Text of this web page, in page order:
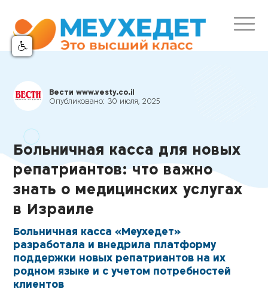
Вести www.vesty.co.il
Опубликовано: 30 июля, 2025
Больничная касса для новых
репатриантов: что важно
знать о медицинских услугах
в Израиле
Больничная касса «Меухедет»
разработала и внедрила платформу
поддержки новых репатриантов на их
родном языке и с учетом потребностей
клиентов